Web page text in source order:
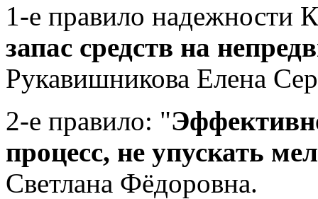
1-е правило надежности
запас средств на
Рукавишникова Елена
2-е правило: "
процесс, не упускать
Светлана Фёдоровна.